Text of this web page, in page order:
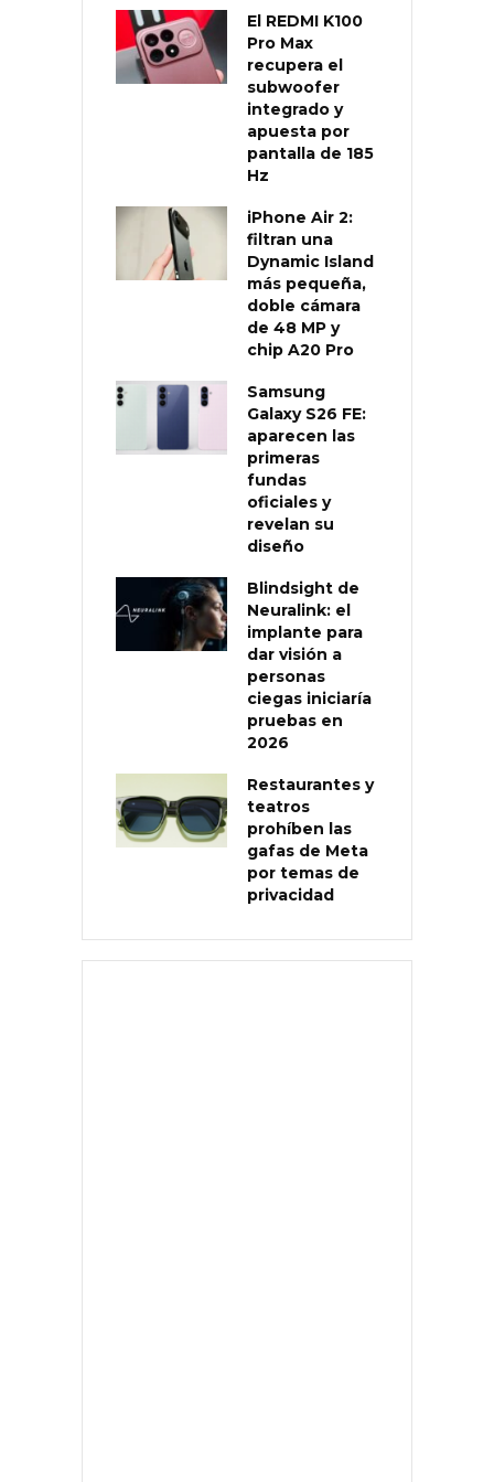
El REDMI K100
Pro Max
recupera el
subwoofer
integrado y
apuesta por
pantalla de 185
Hz
iPhone Air 2:
filtran una
Dynamic Island
más pequeña,
doble cámara
de 48 MP y
chip A20 Pro
Samsung
Galaxy S26 FE:
aparecen las
primeras
fundas
oficiales y
revelan su
diseño
Blindsight de
Neuralink: el
implante para
dar visión a
personas
ciegas iniciaría
pruebas en
2026
Restaurantes y
teatros
prohíben las
gafas de Meta
por temas de
privacidad